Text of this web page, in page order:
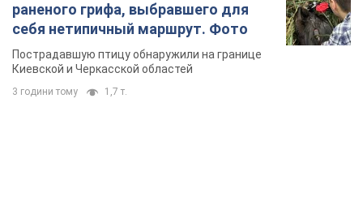
раненого грифа, выбравшего для
себя нетипичный маршрут. Фото
Пострадавшую птицу обнаружили на границе
Киевской и Черкасской областей
3 години тому 1,7 т.